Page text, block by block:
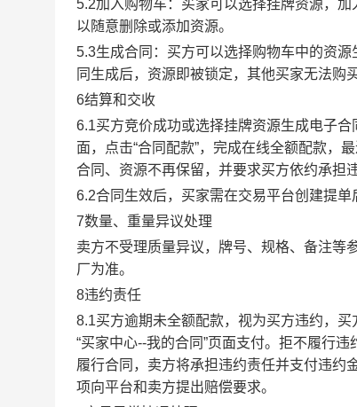
5.2加入购物车：买家可以选择挂牌资源，
以随意删除或添加资源。
5.3生成合同：买方可以选择购物车中的资
同生成后，资源即被锁定，其他买家无法购买
6结算和交收
6.1买方竞价成功或选择挂牌资源生成电子
面，点击“合同配款”，完成在线全额配款，
合同、资源不再保留，并要求买方依约承担
6.2合同生效后，买家需在交易平台创建提单
7数量、重量异议处理
卖方不受理质量异议，牌号、规格、备注等
厂为准。
8违约责任
8.1买方逾期未全额配款，视为买方违约，
“买家中心--我的合同”页面支付。拒不履行
履行合同，卖方将承担违约责任并支付违约
项向平台和卖方提出赔偿要求。